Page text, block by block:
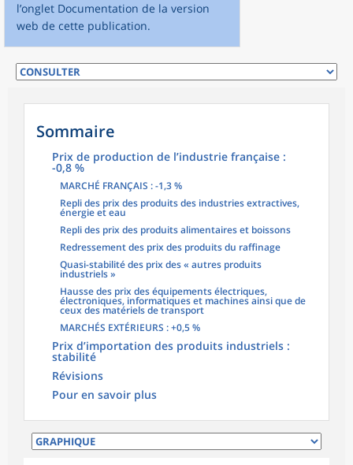
l’onglet Documentation de la version
web de cette publication.
Sommaire
Prix de production de l’industrie française :
-0,8 %
MARCHÉ FRANÇAIS : -1,3 %
Repli des prix des produits des industries extractives,
énergie et eau
Repli des prix des produits alimentaires et boissons
Redressement des prix des produits du raffinage
Quasi-stabilité des prix des « autres produits
industriels »
Hausse des prix des équipements électriques,
électroniques, informatiques et machines ainsi que de
ceux des matériels de transport
MARCHÉS EXTÉRIEURS : +0,5 %
Prix d’importation des produits industriels :
stabilité
Révisions
Pour en savoir plus